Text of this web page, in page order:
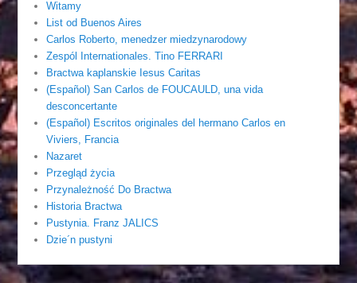
Witamy
List od Buenos Aires
Carlos Roberto, menedzer miedzynarodowy
Zespól Internationales. Tino FERRARI
Bractwa kaplanskie Iesus Caritas
(Español) San Carlos de FOUCAULD, una vida
desconcertante
(Español) Escritos originales del hermano Carlos en
Viviers, Francia
Nazaret
Przegląd życia
Przynależność Do Bractwa
Historia Bractwa
Pustynia. Franz JALICS
Dzie´n pustyni